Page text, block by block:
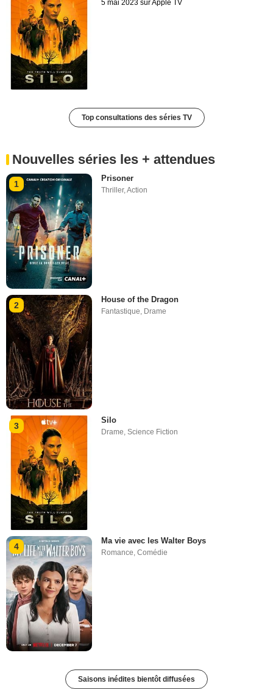
5 mai 2023 sur Apple TV
Top consultations des séries TV
Nouvelles séries les + attendues
1
Prisoner
Thriller,Action
2
House of the Dragon
Fantastique Drame
3
Silo
Drame,Science Fiction
4
Ma vie avec les Walter Boys
Romance,Comédie
Saisons inédites bientôt diffusées